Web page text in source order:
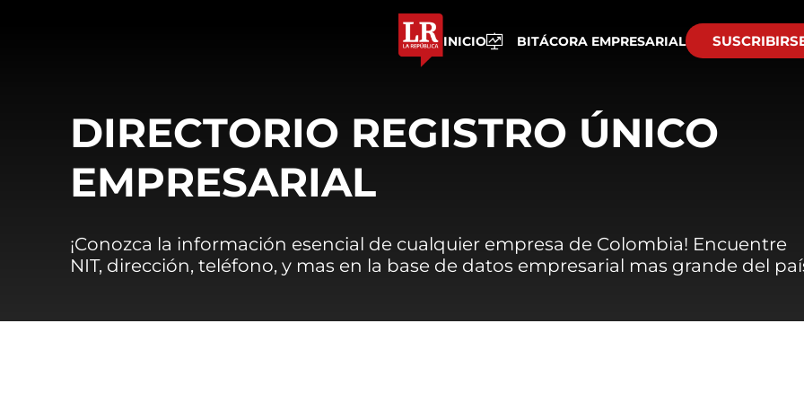
INICIO BITÁCORA EMPRESARIAL
DIRECTORIO REGISTRO ÚNICO
EMPRESARIAL
¡Conozca la información esencial de cualquier empresa de Colombia! Encuentre
NIT, dirección, teléfono, y mas en la base de datos empresarial mas grande del